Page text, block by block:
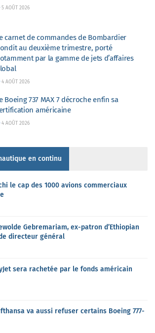
5 AOÛT 2026
carnet de commandes de Bombardier
au deuxième trimestre, porté
par la gamme de jets d’affaires
4 AOÛT 2026
Boeing 737 MAX 7 décroche enfin sa
américaine
4 AOÛT 2026
en continu
le cap des 1000 avions commerciaux
Gebremariam, ex-patron d’Ethiopian
directeur général
sera rachetée par le fonds américain
va aussi refuser certains Boeing 777-